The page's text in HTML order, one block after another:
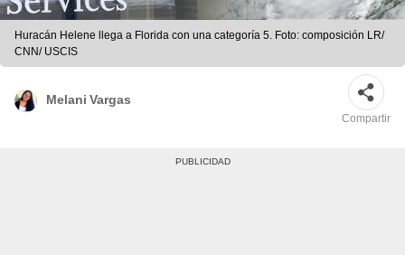
Huracán Helene llega a Florida con una categoría 5. Foto: composición LR/
CNN/ USCIS
Melani Vargas
Compartir